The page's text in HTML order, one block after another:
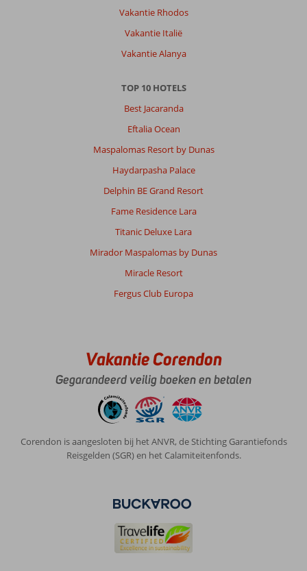
Vakantie Rhodos
Vakantie Italië
Vakantie Alanya
TOP 10 HOTELS
Best Jacaranda
Eftalia Ocean
Maspalomas Resort by Dunas
Haydarpasha Palace
Delphin BE Grand Resort
Fame Residence Lara
Titanic Deluxe Lara
Mirador Maspalomas by Dunas
Miracle Resort
Fergus Club Europa
Vakantie Corendon
Gegarandeerd veilig boeken en betalen
Corendon is aangesloten bij het ANVR, de Stichting Garantiefonds
Reisgelden (SGR) en het Calamiteitenfonds.